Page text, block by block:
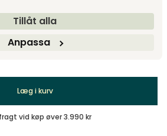
Tillåt alla
Anpassa
Læg i kurv
vid køp øver 3.990 kr